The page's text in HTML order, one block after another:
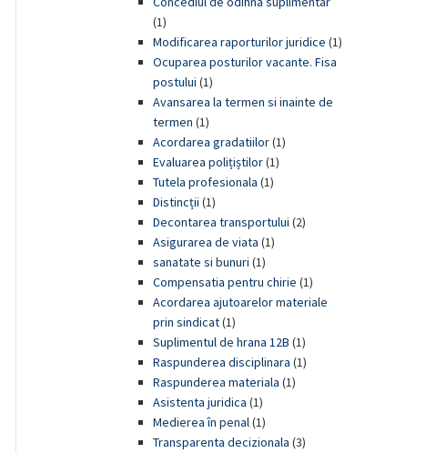
(1)
Modificarea raporturilor juridice (1)
Ocuparea posturilor vacante. Fisa
postului (1)
Avansarea la termen si inainte de
termen (1)
Acordarea gradatiilor(1)
Evaluarea polițiștilor(1)
Tutela profesionala (1)
Distincții (1)
Decontarea transportului (2)
Asigurarea de viata (1)
sanatate si bunuri (1)
Compensatia pentru chirie (1)
Acordarea ajutoarelor materiale
prin sindicat(1)
Suplimentul de hrana 12B (1)
Raspunderea disciplinara (1)
Raspunderea materiala (1)
Asistenta juridica (1)
Medierea în penal(1)
Transparenta decizionala (3)